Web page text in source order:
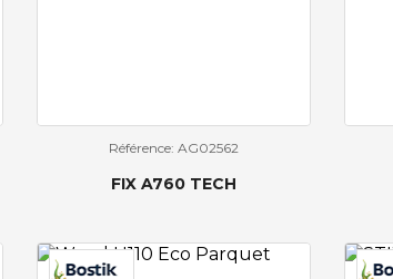
Référence: AG02562
FIX A760 TECH